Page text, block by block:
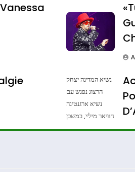
נשיא המדינה יצחק
הרצוג נפגש עם
נשיא ארגנטינה
חוויאר מיליי, במשכן
הנשיא בירושלים.
– Vanessa De Loya